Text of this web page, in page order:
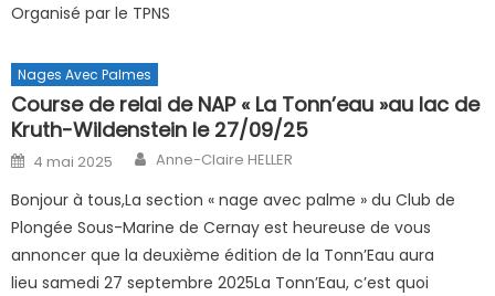
Organisé par le TPNS
Nages Avec Palmes
Course de relai de NAP « La Tonn’eau »au lac de
Kruth-Wildenstein le 27/09/25
Posted on
4 mai 2025 Author
Anne-Claire HELLER
Bonjour à tous,La section « nage avec palme » du Club de
Plongée Sous-Marine de Cernay est heureuse de vous
annoncer que la deuxième édition de la Tonn’Eau aura
lieu samedi 27 septembre 2025La Tonn’Eau, c’est quoi